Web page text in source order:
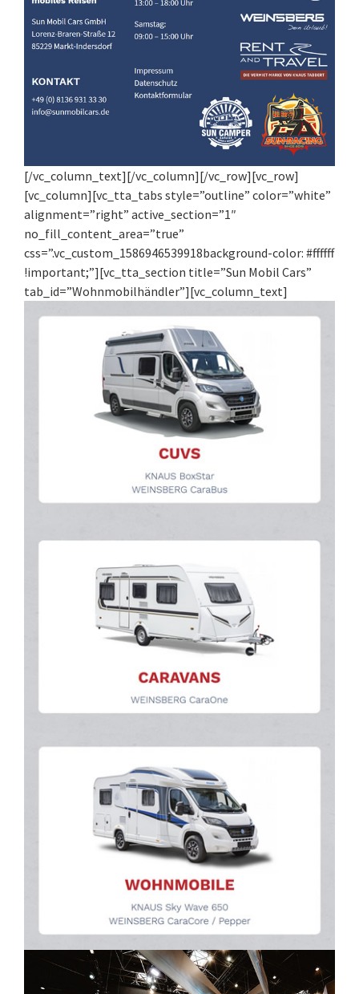
[/vc_column_text][/vc_column][/vc_row][vc_row]
[vc_column][vc_tta_tabs style=”outline” color=”white”
alignment=”right” active_section=”1″
no_fill_content_area=”true”
css=”.vc_custom_1586946539918background-color: #ffffff
!important;”][vc_tta_section title=”Sun Mobil Cars”
tab_id=”Wohnmobilhändler”][vc_column_text]